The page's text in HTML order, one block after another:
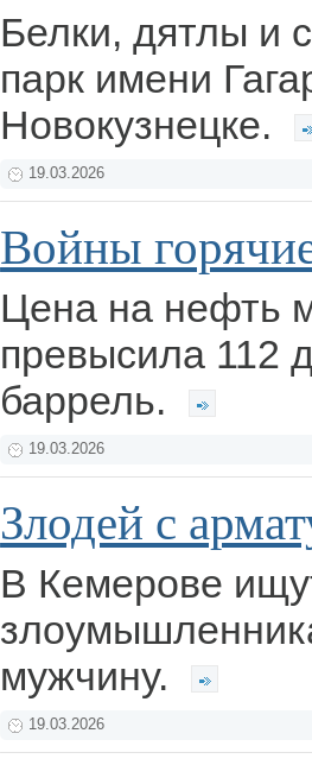
Белки, дятлы и
парк имени
Новокузнецке.
19.03.2026
Войны
Цена на нефть
превысила 112
баррель.
19.03.2026
Злодей с
В Кемерове
мужчину.
19.03.2026